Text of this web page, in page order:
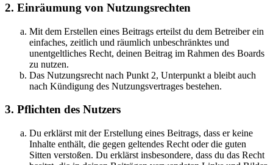
2. Einräumung von Nutzungsrechten
Mit dem Erstellen eines Beitrags erteilst du dem Betreiber ein
einfaches, zeitlich und räumlich unbeschränktes und
unentgeltliches Recht, deinen Beitrag im Rahmen des Boards
zu nutzen.
Das Nutzungsrecht nach Punkt 2, Unterpunkt a bleibt auch
nach Kündigung des Nutzungsvertrages bestehen.
3. Pflichten des Nutzers
Du erklärst mit der Erstellung eines Beitrags, dass er keine
Inhalte enthält, die gegen geltendes Recht oder die guten
Sitten verstoßen. Du erklärst insbesondere, dass du das Recht